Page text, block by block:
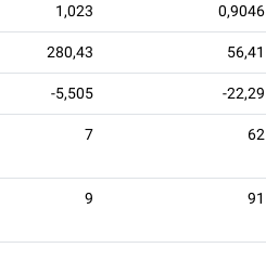
1,023 0,9046
280,43 56,41
-5,505 -22,29
7 62
9 91